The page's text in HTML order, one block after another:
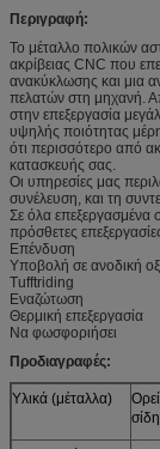
Περιγραφή:
Το μέταλλο πολικών
ακρίβειας CNC που
ανακύκλωσης και μια
πελατών στη μηχανή.
στην επεξεργασία
υψηλής ποιότητας
ότι περισσότερο από
κατασκευής σας.
Οι υπηρεσίες μας
συνέλευση, και τη
Σε όλα
πρόσθετες
Επένδυση
Υποβολή σε ανοδική
Tufftriding
Εναζώτωση
Θερμική επεξεργασία
Να φωσφοριήσει
Προδιαγραφές:
Υλικά (μέταλλα)